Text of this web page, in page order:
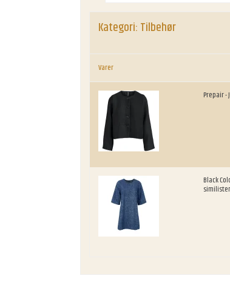
Kategori: Tilbehør
Varer
Prepair -
Black